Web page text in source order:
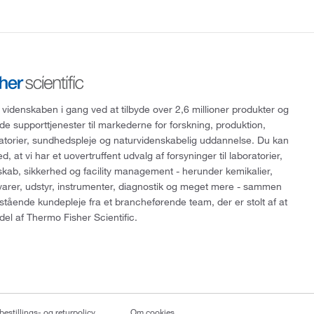
i gang ved at tilbyde over 2,6 millioner produkter og
supporttjenester til markederne for forskning, produktion,
sundhedspleje og naturvidenskabelig uddannelse. Du kan
at vi har et uovertruffent udvalg af forsyninger til laboratorier,
sikkerhed og facility management - herunder kemikalier,
udstyr, instrumenter, diagnostik og meget mere - sammen
kundepleje fra et brancheførende team, der er stolt af at
af Thermo Fisher Scientific.